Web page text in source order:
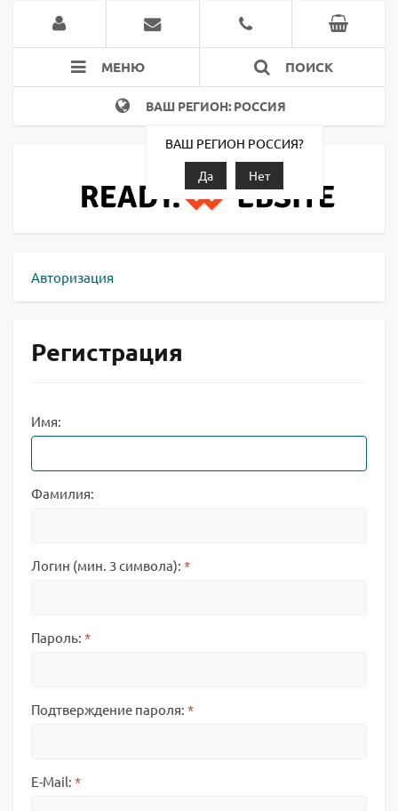
МЕНЮ ПОИСК
ВАШ РЕГИОН: РОССИЯ
ВАШ РЕГИОН РОССИЯ?
Да
Нет
Авторизация
Регистрация
Имя:
Фамилия:
Логин (мин. 3 символа): *
Пароль: *
Подтверждение пароля: *
E-Mail: *